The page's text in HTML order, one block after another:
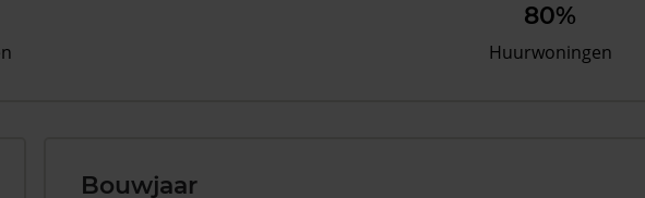
80%
Huurwoningen
Bouwjaar